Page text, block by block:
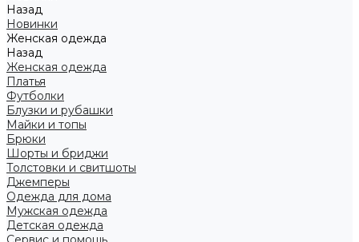
Назад
Новинки
Женская одежда
Назад
Женская одежда
Платья
Футболки
Блузки и рубашки
Майки и топы
Брюки
Шорты и бриджи
Толстовки и свитшоты
Джемперы
Одежда для дома
Мужская одежда
Детская одежда